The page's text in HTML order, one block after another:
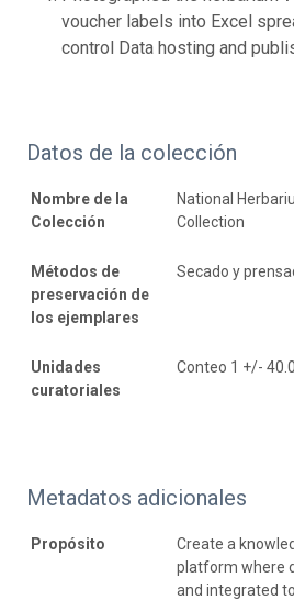
voucher labels into Excel
control Data hosting and
Datos de la colección
Nombre de la
Colección
National
Collection
Métodos de
preservación de
los ejemplares
Secado y
Unidades
curatoriales
Conteo 1 +/-
Metadatos adicionales
Propósito
Create a
platform where
and integrated